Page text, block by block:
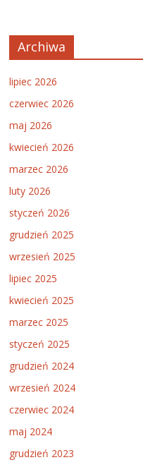
Archiwa
lipiec 2026
czerwiec 2026
maj 2026
kwiecień 2026
marzec 2026
luty 2026
styczeń 2026
grudzień 2025
wrzesień 2025
lipiec 2025
kwiecień 2025
marzec 2025
styczeń 2025
grudzień 2024
wrzesień 2024
czerwiec 2024
maj 2024
grudzień 2023